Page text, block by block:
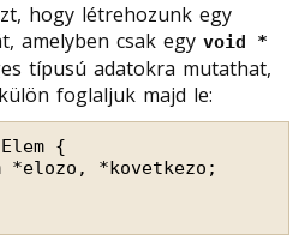
hogy létrehozunk egy
amelyben csak egy void *
típusú adatokra mutathat,
foglaljuk majd le:
{
*elozo, *kovetkezo;